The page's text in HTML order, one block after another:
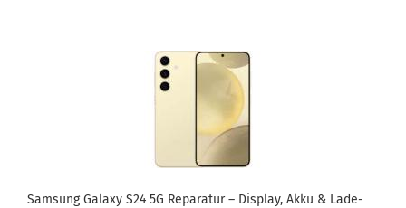
Sam­sung Ga­la­xy S24 5G Re­pa­ra­tur – Dis­play, Akku & La­de­